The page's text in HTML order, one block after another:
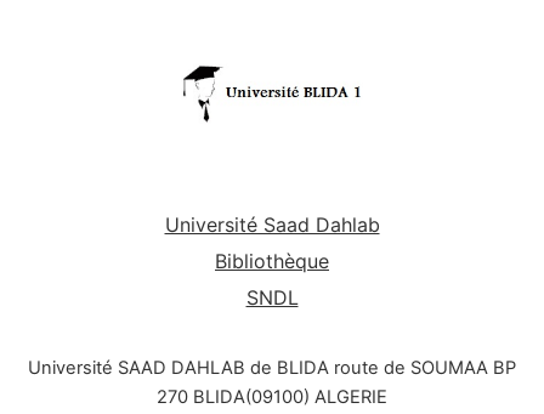
Université Saad Dahlab
Bibliothèque
SNDL
Université SAAD DAHLAB de BLIDA route de SOUMAA BP
270 BLIDA(09100) ALGERIE